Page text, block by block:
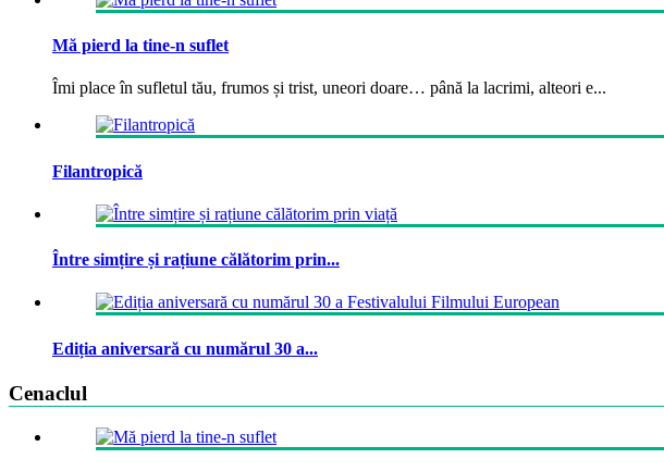
Mă pierd la tine-n suflet
Îmi place în sufletul tău, frumos și trist, uneori doare… până la lacrimi, alteori e...
Filantropică
Între simțire și rațiune călătorim prin...
Ediția aniversară cu numărul 30 a...
Cenaclul